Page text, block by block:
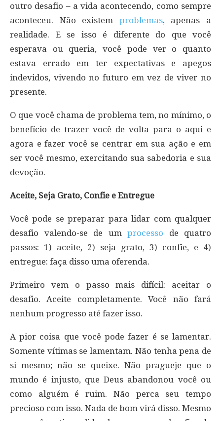
outro desafio – a vida acontecendo, como sempre
aconteceu. Não existem problemas, apenas a
realidade. E se isso é diferente do que você
esperava ou queria, você pode ver o quanto
estava errado em ter expectativas e apegos
indevidos, vivendo no futuro em vez de viver no
presente.
O que você chama de problema tem, no mínimo, o
benefício de trazer você de volta para o aqui e
agora e fazer você se centrar em sua ação e em
ser você mesmo, exercitando sua sabedoria e sua
devoção.
Aceite, Seja Grato, Confie e Entregue
Você pode se preparar para lidar com qualquer
desafio valendo-se de um processo de quatro
passos: 1) aceite, 2) seja grato, 3) confie, e 4)
entregue: faça disso uma oferenda.
Primeiro vem o passo mais difícil: aceitar o
desafio. Aceite completamente. Você não fará
nenhum progresso até fazer isso.
A pior coisa que você pode fazer é se lamentar.
Somente vítimas se lamentam. Não tenha pena de
si mesmo; não se queixe. Não pragueje que o
mundo é injusto, que Deus abandonou você ou
como alguém é ruim. Não perca seu tempo
precioso com isso. Nada de bom virá disso. Mesmo